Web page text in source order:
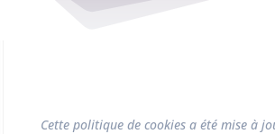
Cette politique de cookies a été mise à